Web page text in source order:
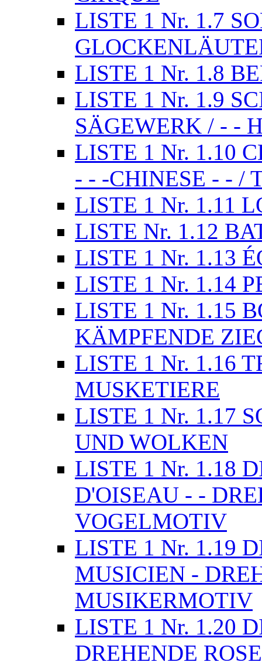
LISTE 1 Nr. 1.7
LISTE 1 Nr. 1.8
LISTE 1 Nr. 1.9
SÄGEWERK / - -
LISTE 1 Nr. 1.10
- - -CHINESE - - /
LISTE 1 Nr. 1.11
LISTE Nr. 1.12
LISTE 1 Nr. 1.13
LISTE 1 Nr. 1.14
LISTE 1 Nr. 1.15
KÄMPFENDE
LISTE 1 Nr. 1.16
MUSKETIERE
LISTE 1 Nr. 1.17
UND WOLKEN
LISTE 1 Nr. 1.18
D'OISEAU - -
VOGELMOTIV
LISTE 1 Nr. 1.19
MUSICIEN -
MUSIKERMOTIV
LISTE 1 Nr. 1.20
DREHENDE